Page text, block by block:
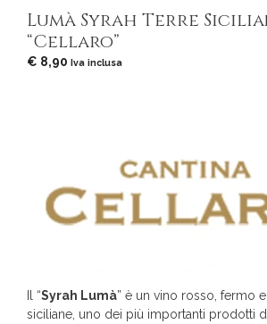
Lumà Syrah Terre
“Cellaro”
€ 8,90 Iva inclusa
Il “Syrah Lumà” è un vino rosso, fermo
siciliane, uno dei più importanti prodotti